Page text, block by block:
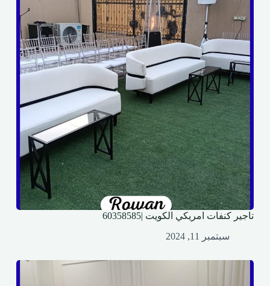
تاجير كنفات امريكي الكويت |60358585
سبتمبر 11, 2024